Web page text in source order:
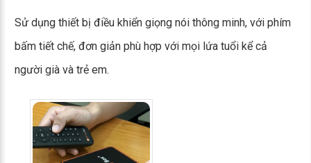
Sử dụng thiết bị điều khiển giọng nói thông minh, với phím
bấm tiết chế, đơn giản phù hợp với mọi lứa tuổi kể cả
người già và trẻ em.